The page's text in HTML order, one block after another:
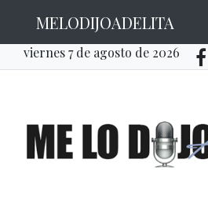
MELODIJOADELITA
viernes 7 de agosto de 2026